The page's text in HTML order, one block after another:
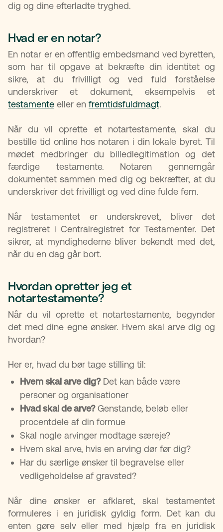
dig og dine efterladte tryghed.
Hvad er en notar?
En notar er en offentlig embedsmand ved byretten,
som har til opgave at bekræfte din identitet og
sikre, at du frivilligt og ved fuld forståelse
underskriver et dokument, eksempelvis et
testamente eller en fremtidsfuldmagt.
Når du vil oprette et notartestamente, skal du
bestille tid online hos notaren i din lokale byret. Til
mødet medbringer du billedlegitimation og det
færdige testamente. Notaren gennemgår
dokumentet sammen med dig og bekræfter, at du
underskriver det frivilligt og ved dine fulde fem.
Når testamentet er underskrevet, bliver det
registreret i Centralregistret for Testamenter. Det
sikrer, at myndighederne bliver bekendt med det,
når du en dag går bort.
Hvordan opretter jeg et
notartestamente?
Når du vil oprette et notartestamente, begynder
det med dine egne ønsker. Hvem skal arve dig og
hvordan?
Her er, hvad du bør tage stilling til:
Hvem skal arve dig?Det kan både være
personer og organisationer
Hvad skal de arve?Genstande, beløb eller
procentdele af din formue
Skal nogle arvinger modtage særeje?
Hvem skal arve, hvis en arving dør før dig?
Har du særlige ønsker til begravelse eller
vedligeholdelse af gravsted?
Når dine ønsker er afklaret, skal testamentet
formuleres i en juridisk gyldig form. Det kan du
enten gøre selv eller med hjælp fra en juridisk